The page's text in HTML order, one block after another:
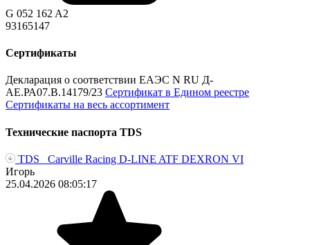
G 052 162 A2
93165147
Сертификаты
Декларация о соответствии ЕАЭС N RU Д-
AE.РА07.В.14179/23 Сертификат в Едином реестре
Сертификаты на весь ассортимент
Технические паспорта TDS
TDS _Carville Racing D-LINE ATF DEXRON VI
Игорь
25.04.2026 08:05:17